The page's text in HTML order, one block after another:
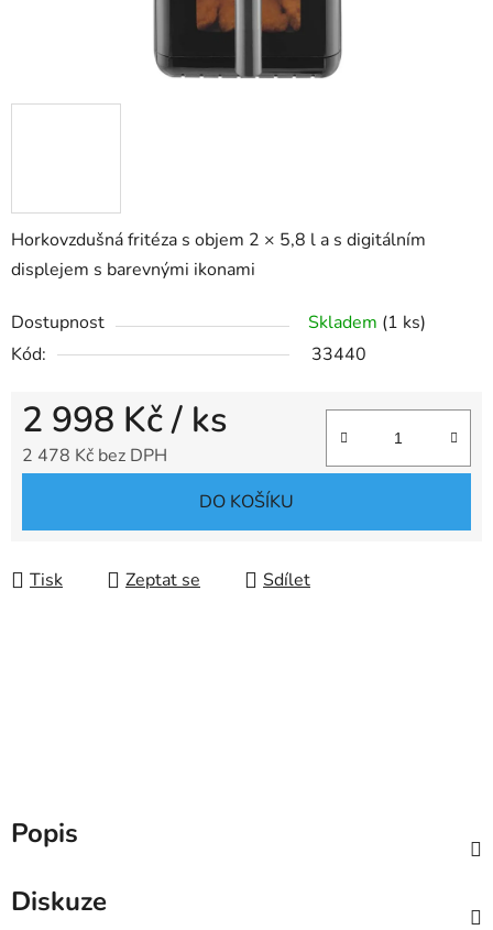
Horkovzdušná fritéza s objem 2 × 5,8 l a s digitálním
displejem s barevnými ikonami
Dostupnost Skladem (1 ks)
Kód:
33440
2 998 Kč/ ks
2 478 Kč bez DPH
DO KOŠÍKU
Tisk Zeptat se Sdílet
Popis
Diskuze